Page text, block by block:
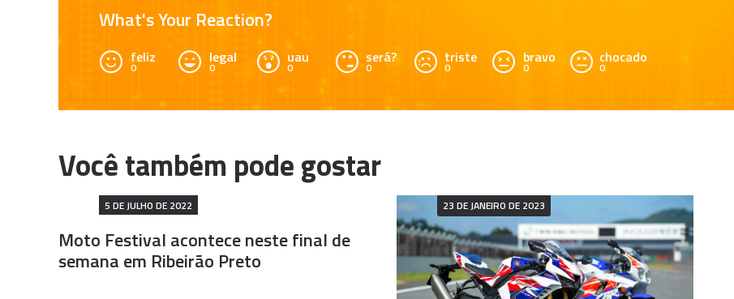
What's Your Reaction?
feliz
0
legal
0
uau
0
será?
0
triste
0
bravo
0
chocado
0
5 DE JULHO DE 2022
Moto Festival acontece neste final de
semana em Ribeirão Preto
23 DE JANEIRO DE 2023